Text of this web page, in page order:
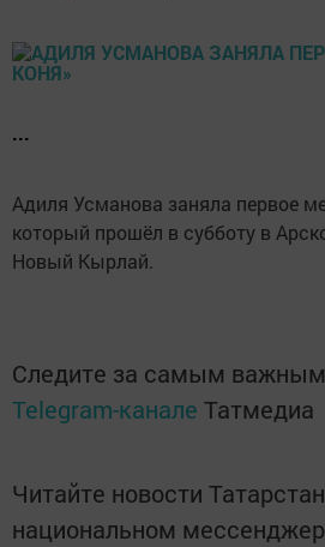
...
Адиля Усманова заняла первое
который прошёл в субботу в
Новый Кырлай.
Следите за самым
Telegram-канале Татмедиа
Читайте новости
национальном